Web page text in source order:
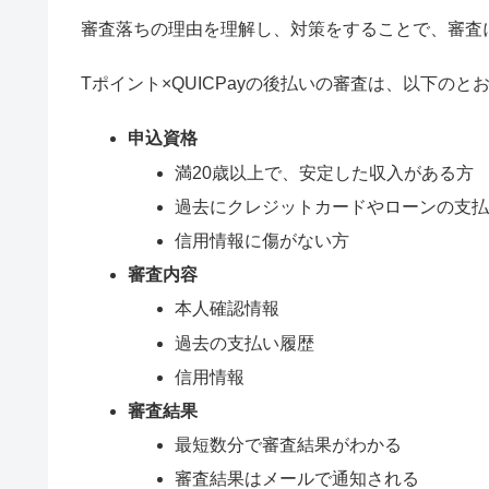
審査落ちの理由を理解し、対策をすることで、審
Tポイント×QUICPayの後払いの審査は、以下のと
申込資格
満20歳以上で、安定した収入がある方
過去にクレジットカードやローンの支
信用情報に傷がない方
審査内容
本人確認情報
過去の支払い履歴
信用情報
審査結果
最短数分で審査結果がわかる
審査結果はメールで通知される